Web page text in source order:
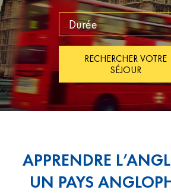
RECHERCHER VOTRE
SÉJOUR
APPRENDRE
UN PAYS